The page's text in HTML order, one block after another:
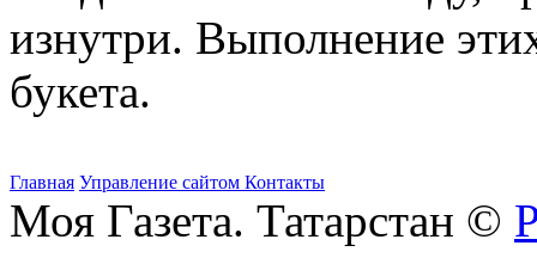
изнутри. Выполнение
букета.
Главная Управление сайтом Контакты
Моя Газета. Татарстан ©